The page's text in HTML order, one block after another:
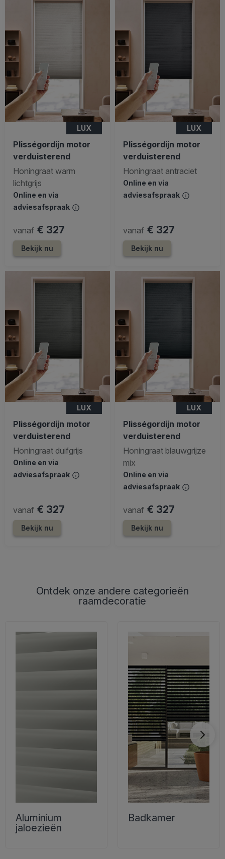
LUX
Plisségordijn motor
verduisterend
Honingraat warm
lichtgrijs
Online en via
adviesafspraak
vanaf € 327
Bekijk nu
LUX
Plisségordijn motor
verduisterend
Honingraat antraciet
Online en via
adviesafspraak
vanaf € 327
Bekijk nu
LUX
Plisségordijn motor
verduisterend
Honingraat duifgrijs
Online en via
adviesafspraak
vanaf € 327
Bekijk nu
LUX
Plisségordijn motor
verduisterend
Honingraat blauwgrijze
mix
Online en via
adviesafspraak
vanaf € 327
Bekijk nu
Ontdek onze andere categorieën
raamdecoratie
Aluminium
jaloezieën
Badkamer